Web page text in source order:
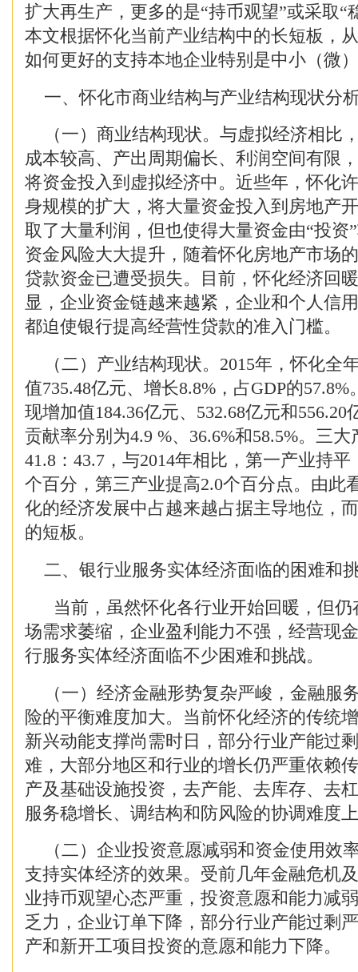
扩大再生产，更多的是“持币观望”或采取“
本文根据怀化当前产业结构中的长短板，
如何更好的支持本地企业特别是中小（微
一、怀化市商业结构与产业结构现状分
（一）商业结构现状。与虚拟经济相比
成本较高、产出周期偏长、利润空间有限
将资金投入到虚拟经济中。近些年，怀化
身规模的扩大，将大量资金投入到房地产
取了大量利润，但也使得大量资金由“投资
资金风险大大提升，随着怀化房地产市场
贷款资金已遭受损失。目前，怀化经济回
显，企业资金链越来越紧，企业和个人信
都迫使银行提高经营性贷款的准入门槛。
（二）产业结构现状。2015年，怀化全
值735.48亿元、增长8.8%，占GDP的
现增加值184.36亿元、532.68亿元和556.20
贡献率分别为4.9 %、36.6%和58.5%。三
41.8：43.7，与2014年相比，第一产业持
个百分，第三产业提高2.0个百分点。由此
化的经济发展中占越来越占据主导地位，
的短板。
二、银行业服务实体经济面临的困难和
当前，虽然怀化各行业开始回暖，但仍
场需求萎缩，企业盈利能力不强，经营现
行服务实体经济面临不少困难和挑战。
（一）经济金融形势复杂严峻，金融服
险的平衡难度加大。当前怀化经济的传统
新兴动能支撑尚需时日，部分行业产能过
难，大部分地区和行业的增长仍严重依赖
产及基础设施投资，去产能、去库存、去
服务稳增长、调结构和防风险的协调难度
（二）企业投资意愿减弱和资金使用效
支持实体经济的效果。受前几年金融危机
业持币观望心态严重，投资意愿和能力减
乏力，企业订单下降，部分行业产能过剩
产和新开工项目投资的意愿和能力下降。